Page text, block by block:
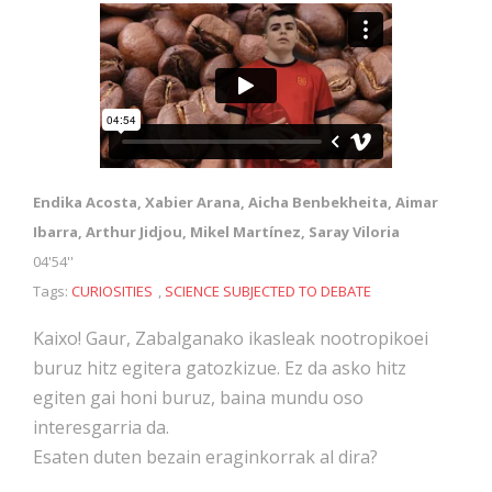
Endika Acosta, Xabier Arana, Aicha Benbekheita, Aimar
Ibarra, Arthur Jidjou, Mikel Martínez, Saray Viloria
04'54''
Tags: CURIOSITIES , SCIENCE SUBJECTED TO DEBATE
Kaixo! Gaur, Zabalganako ikasleak nootropikoei
buruz hitz egitera gatozkizue. Ez da asko hitz
egiten gai honi buruz, baina mundu oso
interesgarria da.
Esaten duten bezain eraginkorrak al dira?